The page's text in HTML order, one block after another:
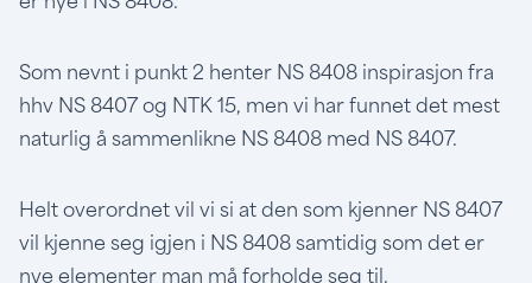
Som nevnt i punkt 2 henter NS 8408 inspirasjon fra
hhv NS 8407 og NTK 15, men vi har funnet det mest
naturlig å sammenlikne NS 8408 med NS 8407.
Helt overordnet vil vi si at den som kjenner NS 8407
vil kjenne seg igjen i NS 8408 samtidig som det er
nye elementer man må forholde seg til.